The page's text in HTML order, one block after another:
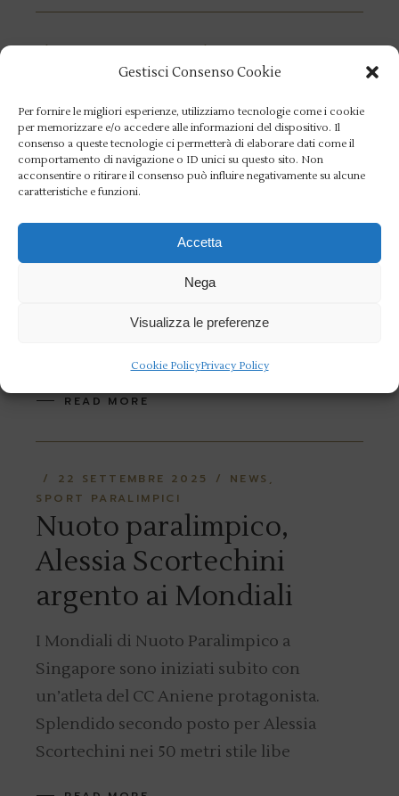
Gestisci Consenso Cookie
Per fornire le migliori esperienze, utilizziamo tecnologie come i cookie
per memorizzare e/o accedere alle informazioni del dispositivo. Il
consenso a queste tecnologie ci permetterà di elaborare dati come il
comportamento di navigazione o ID unici su questo sito. Non
acconsentire o ritirare il consenso può influire negativamente su alcune
caratteristiche e funzioni.
Accetta
Nega
Visualizza le preferenze
Cookie PolicyPrivacy Policy
27 OTTOBRE 2025
CANOTTAGGIO
SPORT PARALIMPICI
Parigi 2024/Accolto il
ricorso di Giacomo
Perini: riavrà il bronzo
paralimpico
Giacomo Perini può mettersi al collo la
medaglia di bronzo delle Paralimpiadi di
ricorso presentato dal Comitato Italiano
Paralimpico e
READ MORE
22 SETTEMBRE 2025
NEWS
SPORT PARALIMPICI
Nuoto paralimpico,
Alessia Scortechini
argento ai Mondiali
I Mondiali di Nuoto Paralimpico a
Singapore sono iniziati subito con
un’atleta del CC Aniene protagonista.
Splendido secondo posto per Alessia
Scortechini nei 50 metri stile libe